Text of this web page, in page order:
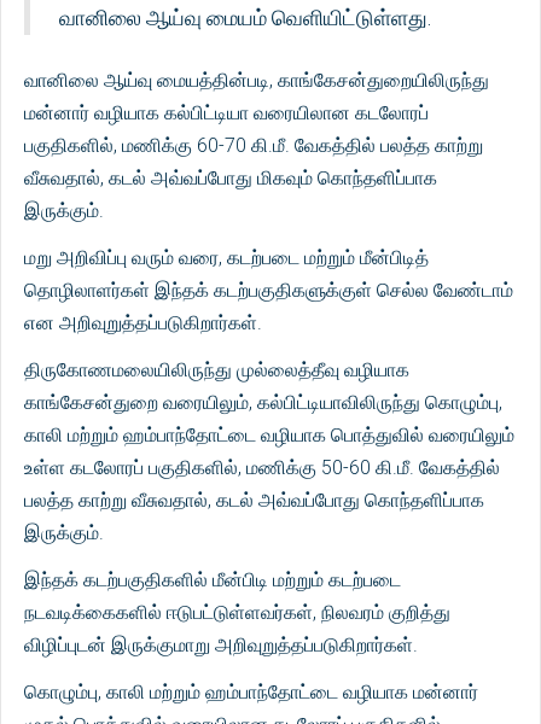
வானிலை ஆய்வு மையம் வெளியிட்டுள்ளது.
வானிலை ஆய்வு மையத்தின்படி, காங்கேசன்துறையிலிருந்து
மன்னார் வழியாக கல்பிட்டியா வரையிலான கடலோரப்
பகுதிகளில், மணிக்கு 60-70 கி.மீ. வேகத்தில் பலத்த காற்று
வீசுவதால், கடல் அவ்வப்போது மிகவும் கொந்தளிப்பாக
இருக்கும்.
மறு அறிவிப்பு வரும் வரை, கடற்படை மற்றும் மீன்பிடித்
தொழிலாளர்கள் இந்தக் கடற்பகுதிகளுக்குள் செல்ல வேண்டாம்
என அறிவுறுத்தப்படுகிறார்கள்.
திருகோணமலையிலிருந்து முல்லைத்தீவு வழியாக
காங்கேசன்துறை வரையிலும், கல்பிட்டியாவிலிருந்து கொழும்பு,
காலி மற்றும் ஹம்பாந்தோட்டை வழியாக பொத்துவில் வரையிலும்
உள்ள கடலோரப் பகுதிகளில், மணிக்கு 50-60 கி.மீ. வேகத்தில்
பலத்த காற்று வீசுவதால், கடல் அவ்வப்போது கொந்தளிப்பாக
இருக்கும்.
இந்தக் கடற்பகுதிகளில் மீன்பிடி மற்றும் கடற்படை
நடவடிக்கைகளில் ஈடுபட்டுள்ளவர்கள், நிலவரம் குறித்து
விழிப்புடன் இருக்குமாறு அறிவுறுத்தப்படுகிறார்கள்.
கொழும்பு, காலி மற்றும் ஹம்பாந்தோட்டை வழியாக மன்னார்